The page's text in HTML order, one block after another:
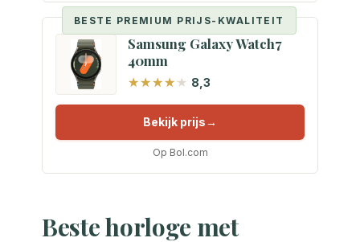
BESTE PREMIUM PRIJS-KWALITEIT
Samsung Galaxy Watch7
40mm
8,3
Bekijk prijs
Op Bol.com
Beste horloge met